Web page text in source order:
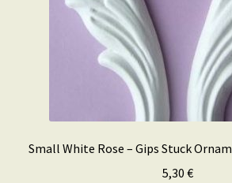
Small White Rose – Gips Stuck
5,30 €